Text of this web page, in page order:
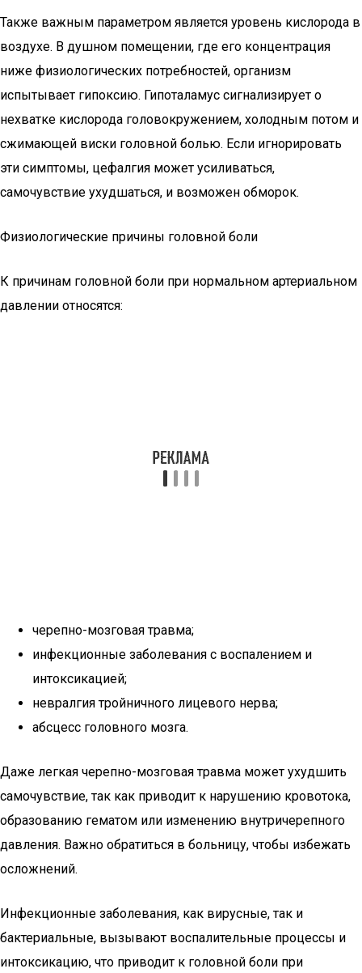
Также важным параметром является уровень кислорода в
воздухе. В душном помещении, где его концентрация
ниже физиологических потребностей, организм
испытывает гипоксию. Гипоталамус сигнализирует о
нехватке кислорода головокружением, холодным потом и
сжимающей виски головной болью. Если игнорировать
эти симптомы, цефалгия может усиливаться,
самочувствие ухудшаться, и возможен обморок.
Физиологические причины головной боли
К причинам головной боли при нормальном артериальном
давлении относятся:
черепно-мозговая травма;
инфекционные заболевания с воспалением и
интоксикацией;
невралгия тройничного лицевого нерва;
абсцесс головного мозга.
Даже легкая черепно-мозговая травма может ухудшить
самочувствие, так как приводит к нарушению кровотока,
образованию гематом или изменению внутричерепного
давления. Важно обратиться в больницу, чтобы избежать
осложнений.
Инфекционные заболевания, как вирусные, так и
бактериальные, вызывают воспалительные процессы и
интоксикацию, что приводит к головной боли при